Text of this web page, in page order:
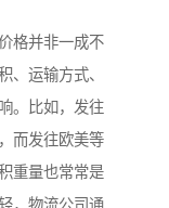
格并非一成不
、运输方式、
。比如，发往
而发往欧美等
重量也常常是